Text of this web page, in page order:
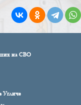
на СВО
Угличе